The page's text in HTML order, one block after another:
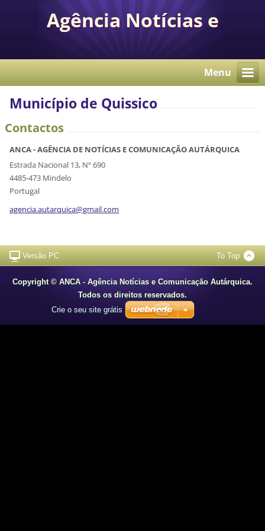
Agência Notícias e
Comunicação Autárquica
Menu
Município de Quissico
Contactos
ANCA - AGÊNCIA DE NOTÍCIAS E COMUNICAÇÃO AUTÁRQUICA
Estrada Nacional 13, Nº 690
4485-473 Mindelo
Portugal
agencia.autarquica@gmail.com
Versão PC To Top
Copyright © ANCA - Agência Notícias e Comunicação Autárquica.
Todos os direitos reservados.
Crie o seu site grátis